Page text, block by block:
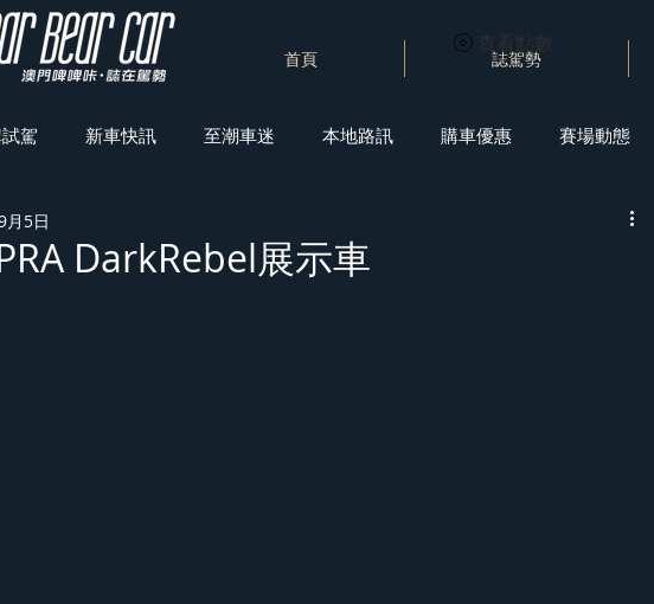
首頁 誌駕勢
查看點數
駕 新車快訊 至潮車迷 本地路訊 購車優惠 賽場動態
DarkRebel展示車
月5日